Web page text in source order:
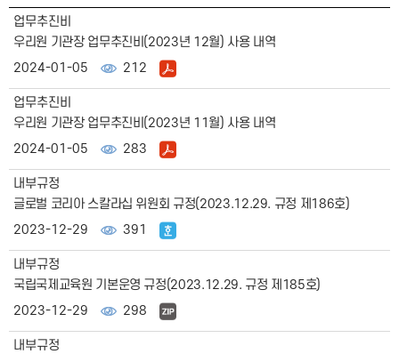
업무추진비
우리원 기관장 업무추진비(2023년 12월) 사용 내역
2024-01-05
212
업무추진비
우리원 기관장 업무추진비(2023년 11월) 사용 내역
2024-01-05
283
내부규정
글로벌 코리아 스칼라십 위원회 규정(2023.12.29. 규정 제186호)
2023-12-29
391
내부규정
국립국제교육원 기본운영 규정(2023.12.29. 규정 제185호)
2023-12-29
298
내부규정